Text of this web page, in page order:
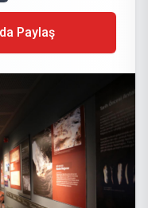
Paylaş